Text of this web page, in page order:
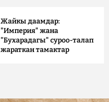
Жайкы даамдар:
"Империя" жана
"Бухарадагы" суроо-талап
жараткан тамактар